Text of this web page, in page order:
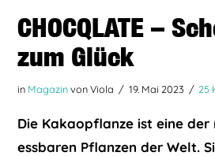
CHOCQLATE –
zum Glück
in Magazinvon Viola 19. Mai 2023 25
Die Kakaopflanze ist eine
essbaren Pflanzen der Welt.